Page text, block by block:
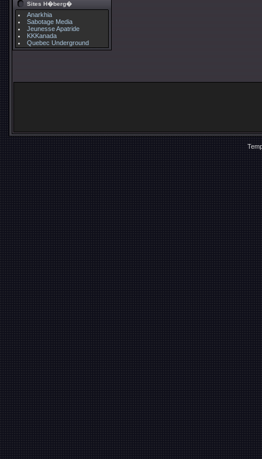
Sites H�berg�
Anarkhia
Sabotage Media
Jeunesse Apatride
KKKanada
Quebec Underground